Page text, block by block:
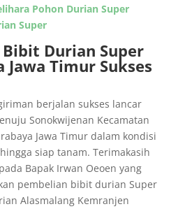
Pohon Durian Super
Super
Durian Super
Jawa Timur Sukses
berjalan sukses lancar
Sonokwijenan Kecamatan
Jawa Timur dalam kondisi
siap tanam. Terimakasih
Bapak Irwan Oeoen yang
pembelian bibit durian Super
Alasmalang Kemranjen